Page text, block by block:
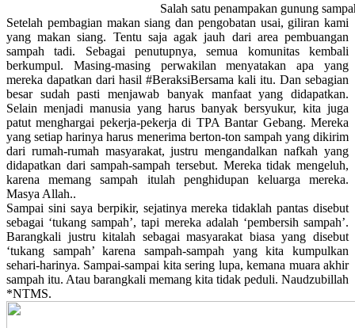
Salah satu penampakan gunung
Setelah pembagian makan siang dan pengobatan usai, giliran kami
yang makan siang. Tentu saja agak jauh dari area pembuangan
sampah tadi. Sebagai penutupnya, semua komunitas kembali
berkumpul. Masing-masing perwakilan menyatakan apa yang
mereka dapatkan dari hasil #BeraksiBersama kali itu. Dan sebagian
besar sudah pasti menjawab banyak manfaat yang didapatkan.
Selain menjadi manusia yang harus banyak bersyukur, kita juga
patut menghargai pekerja-pekerja di TPA Bantar Gebang. Mereka
yang setiap harinya harus menerima berton-ton sampah yang dikirim
dari rumah-rumah masyarakat, justru mengandalkan nafkah yang
didapatkan dari sampah-sampah tersebut. Mereka tidak mengeluh,
karena memang sampah itulah penghidupan keluarga mereka.
Masya Allah..
Sampai sini saya berpikir, sejatinya mereka tidaklah pantas disebut
sebagai ‘tukang sampah’, tapi mereka adalah ‘pembersih sampah’.
Barangkali justru kitalah sebagai masyarakat biasa yang disebut
‘tukang sampah’ karena sampah-sampah yang kita kumpulkan
sehari-harinya. Sampai-sampai kita sering lupa, kemana muara akhir
sampah itu. Atau barangkali memang kita tidak peduli. Naudzubillah
*NTMS.